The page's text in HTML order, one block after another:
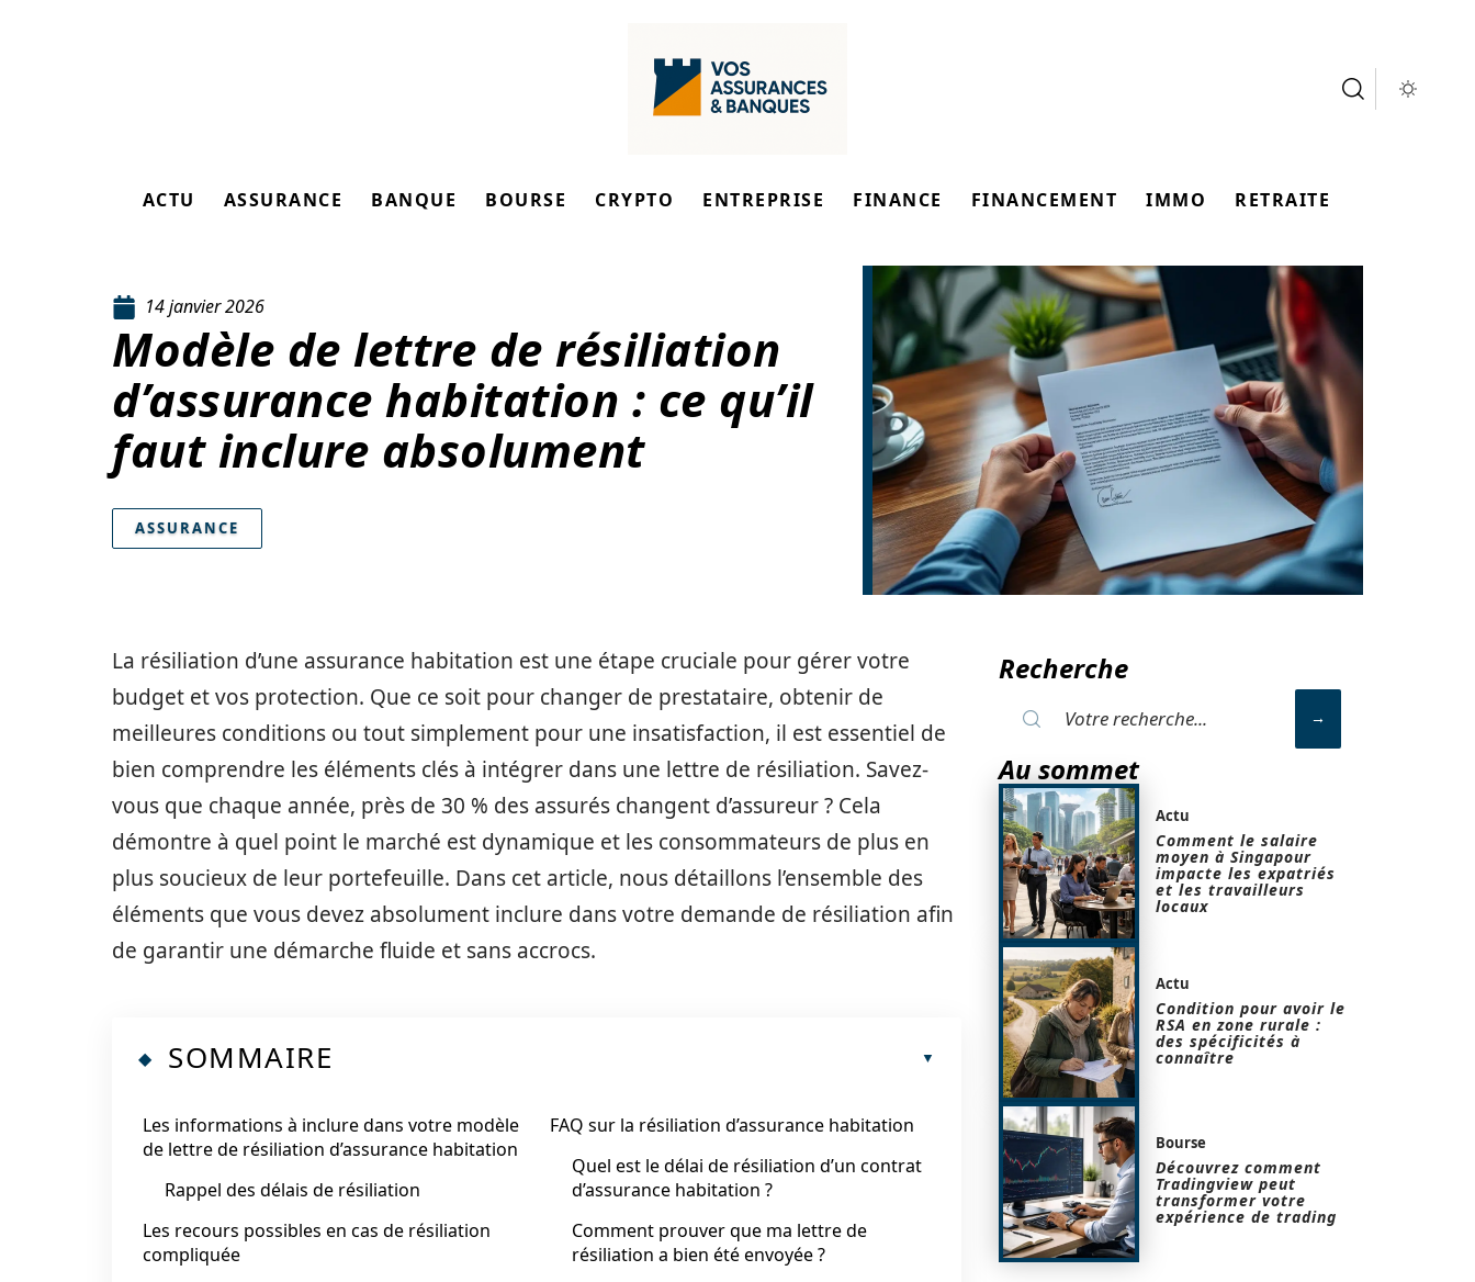
ACTU ASSURANCE BANQUE BOURSE CRYPTO ENTREPRISE FINANCE FINANCEMENT IMMO RETRAITE
14 janvier 2026
Modèle de lettre de résiliation
d’assurance habitation : ce qu’il
faut inclure absolument
ASSURANCE
La résiliation d’une assurance habitation est une étape cruciale pour gérer votre
budget et vos protection. Que ce soit pour changer de prestataire, obtenir de
meilleures conditions ou tout simplement pour une insatisfaction, il est essentiel de
bien comprendre les éléments clés à intégrer dans une lettre de résiliation. Savez-
vous que chaque année, près de 30 % des assurés changent d’assureur ? Cela
démontre à quel point le marché est dynamique et les consommateurs de plus en
plus soucieux de leur portefeuille. Dans cet article, nous détaillons l’ensemble des
éléments que vous devez absolument inclure dans votre demande de résiliation afin
de garantir une démarche fluide et sans accrocs.
SOMMAIRE
Les informations à inclure dans votre modèle
de lettre de résiliation d’assurance habitation
Rappel des délais de résiliation
Les recours possibles en cas de résiliation
compliquée
FAQ sur la résiliation d’assurance habitation
Quel est le délai de résiliation d’un contrat
d’assurance habitation ?
Comment prouver que ma lettre de
résiliation a bien été envoyée ?
Recherche
Au sommet
Actu
Comment le salaire
moyen à Singapour
impacte les expatriés
et les travailleurs
locaux
Actu
Condition pour avoir le
RSA en zone rurale :
des spécificités à
connaître
Bourse
Découvrez comment
Tradingview peut
transformer votre
expérience de trading